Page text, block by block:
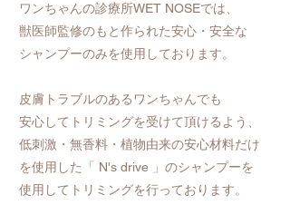
ワンちゃんの診療所WET NOSEでは、
獣医師監修のもと作られた安心・安全な
シャンプーのみを使用しております。
皮膚トラブルのあるワンちゃんでも
安心してトリミングを受けて頂けるよう、
低刺激・無香料・植物由来の安心材料だけ
を使用した「 N's drive 」のシャンプーを
使用してトリミングを行っております。